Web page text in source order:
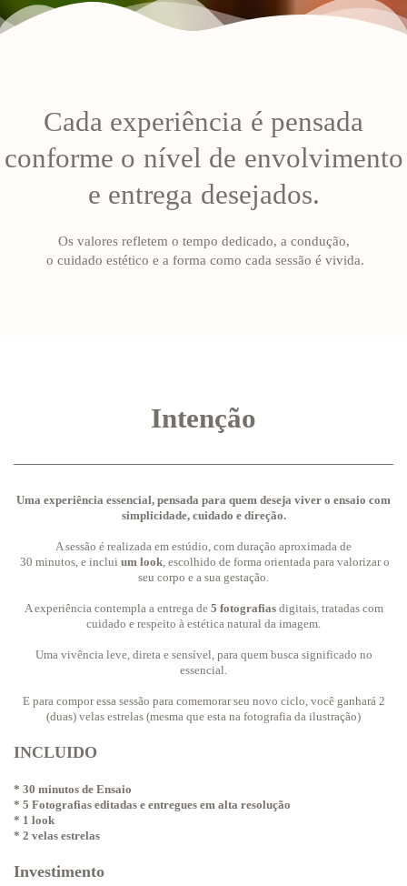
Cada experiência é pensada
conforme o nível de envolvimento
e entrega desejados.
Os valores refletem o tempo dedicado, a condução,
o cuidado estético e a forma como cada sessão é vivida.
Intenção
Uma experiência essencial, pensada para quem deseja viver o ensaio com
simplicidade, cuidado e direção.
A sessão é realizada em estúdio, com duração aproximada de
30 minutos, e inclui um look , escolhido de forma orientada para valorizar o
seu corpo e a sua gestação.
A experiência contempla a entrega de 5 fotografiasdigitais, tratadas com
cuidado e respeito à estética natural da imagem.
Uma vivência leve, direta e sensível, para quem busca significado no
essencial.
E para compor essa sessão para comemorar seu novo ciclo, você ganhará 2
(duas) velas estrelas (mesma que esta na fotografia da ilustração)
INCLUIDO
* 30 minutos de Ensaio
* 5 Fotografias editadas e entregues em alta resolução
* 1 look
* 2 velas estrelas
Investimento